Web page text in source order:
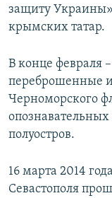
защиту
крымских татар.
В конце февраля
переброшенные
Черноморского
полуостров.
16 марта 2014
Севастополя